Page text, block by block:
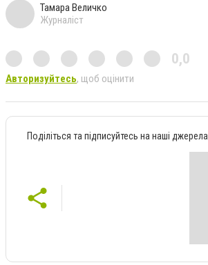
Тамара Величко
Журналіст
0,0
Авторизуйтесь, щоб оцінити
Поділіться та підписуйтесь на наші джерела